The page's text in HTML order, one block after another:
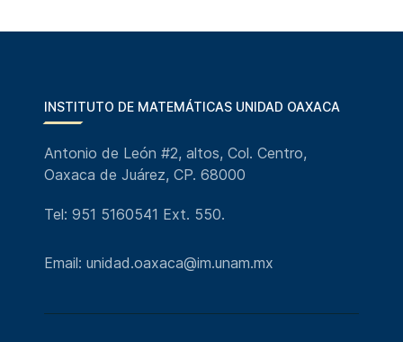
INSTITUTO DE MATEMÁTICAS UNIDAD OAXACA
Antonio de León #2, altos, Col. Centro,
Oaxaca de Juárez, CP. 68000
Tel: 951 5160541 Ext. 550.
Email: unidad.oaxaca@im.unam.mx